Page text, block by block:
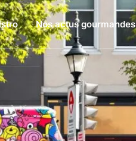
Nos actus gourmandes